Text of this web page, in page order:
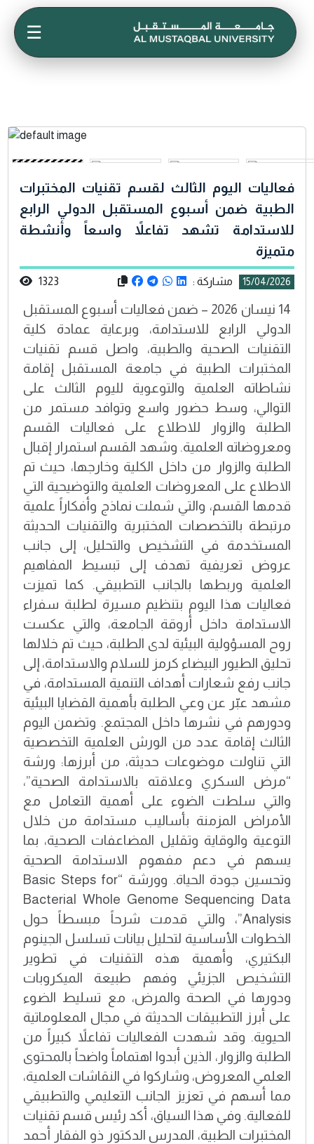
☰
فعاليات اليوم الثالث لقسم تقنيات المختبرات
الطبية ضمن أسبوع المستقبل الدولي الرابع
للاستدامة تشهد تفاعلاً واسعاً وأنشطة
متميزة
15/04/2026 مشاركة : 1323
14 نيسان 2026 – ضمن فعاليات أسبوع المستقبل
الدولي الرابع للاستدامة، وبرعاية عمادة كلية
التقنيات الصحية والطبية، واصل قسم تقنيات
المختبرات الطبية في جامعة المستقبل إقامة
نشاطاته العلمية والتوعوية لليوم الثالث على
التوالي، وسط حضور واسع وتوافد مستمر من
الطلبة والزوار للاطلاع على فعاليات القسم
ومعروضاته العلمية. وشهد القسم استمرار إقبال
الطلبة والزوار من داخل الكلية وخارجها، حيث تم
الاطلاع على المعروضات العلمية والتوضيحية التي
قدمها القسم، والتي شملت نماذج وأفكاراً علمية
مرتبطة بالتخصصات المختبرية والتقنيات الحديثة
المستخدمة في التشخيص والتحليل، إلى جانب
عروض تعريفية تهدف إلى تبسيط المفاهيم
العلمية وربطها بالجانب التطبيقي. كما تميزت
فعاليات هذا اليوم بتنظيم مسيرة لطلبة سفراء
الاستدامة داخل أروقة الجامعة، والتي عكست
روح المسؤولية البيئية لدى الطلبة، حيث تم خلالها
تحليق الطيور البيضاء كرمز للسلام والاستدامة، إلى
جانب رفع شعارات أهداف التنمية المستدامة، في
مشهد عبّر عن وعي الطلبة بأهمية القضايا البيئية
ودورهم في نشرها داخل المجتمع. وتضمن اليوم
الثالث إقامة عدد من الورش العلمية التخصصية
التي تناولت موضوعات حديثة، من أبرزها: ورشة
“مرض السكري وعلاقته بالاستدامة الصحية”،
والتي سلطت الضوء على أهمية التعامل مع
الأمراض المزمنة بأساليب مستدامة من خلال
التوعية والوقاية وتقليل المضاعفات الصحية، بما
يسهم في دعم مفهوم الاستدامة الصحية
وتحسين جودة الحياة. وورشة “Basic Steps for
Bacterial Whole Genome Sequencing Data
Analysis”، والتي قدمت شرحاً مبسطاً حول
الخطوات الأساسية لتحليل بيانات تسلسل الجينوم
البكتيري، وأهمية هذه التقنيات في تطوير
التشخيص الجزيئي وفهم طبيعة الميكروبات
ودورها في الصحة والمرض، مع تسليط الضوء
على أبرز التطبيقات الحديثة في مجال المعلوماتية
الحيوية. وقد شهدت الفعاليات تفاعلاً كبيراً من
الطلبة والزوار، الذين أبدوا اهتماماً واضحاً بالمحتوى
العلمي المعروض، وشاركوا في النقاشات العلمية،
مما أسهم في تعزيز الجانب التعليمي والتطبيقي
للفعالية. وفي هذا السياق، أكد رئيس قسم تقنيات
المختبرات الطبية، المدرس الدكتور ذو الفقار أحمد